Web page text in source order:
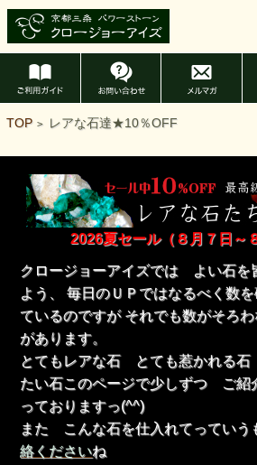
TOP > レアな石達★10％OFF
2026夏セール（８月７日～
クロージョーアイズでは よい石を
よう、 毎日のＵＰではなるべく数
ているのですが それでも数がそろ
があります。
とてもレアな石 とても惹かれる
たい石このページで少しずつ ご紹
っておりますっ(^^)
また こんな石を仕入れてってい
絡くださいね